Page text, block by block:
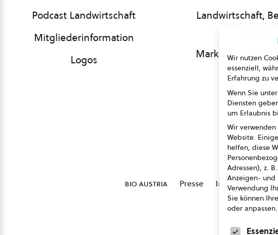
Podcast Landwirtschaft
Mitgliederinformation
Logos
Landwirtschaft,
Marketing und
Presse
Kontakt
bio austria Presse Impressum
Wir nutzen
essenziell,
Erfahrung zu
Wenn Sie
Diensten
um Erlaubnis
Wir
Website.
helfen, diese
Adressen), z.
Anzeigen- und
Verwendung
Sie können
oder anpassen.